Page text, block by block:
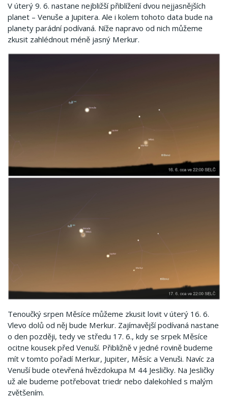
V úterý 9. 6. nastane nejbližší přiblížení dvou nejjasnějších
planet – Venuše a Jupitera. Ale i kolem tohoto data bude na
planety parádní podívaná. Níže napravo od nich můžeme
zkusit zahlédnout méně jasný Merkur.
Tenoučký srpen Měsíce můžeme zkusit lovit v úterý 16. 6.
Vlevo dolů od něj bude Merkur. Zajímavější podívaná nastane
o den později, tedy ve středu 17. 6., kdy se srpek Měsíce
ocitne kousek před Venuší. Přibližně v jedné rovině budeme
mít v tomto pořadí Merkur, Jupiter, Měsíc a Venuši. Navíc za
Venuší bude otevřená hvězdokupa M 44 Jesličky. Na Jesličky
už ale budeme potřebovat triedr nebo dalekohled s malým
zvětšením.